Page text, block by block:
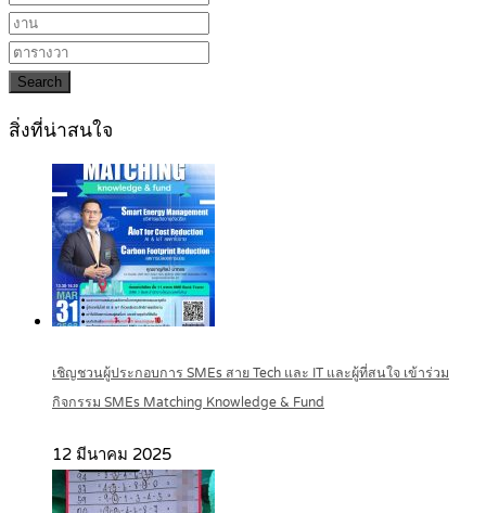
Search
สิ่งที่น่าสนใจ
เชิญชวนผู้ประกอบการ SMEs สาย Tech และ IT และผู้ที่สนใจ เข้าร่วม
กิจกรรม SMEs Matching Knowledge & Fund
12 มีนาคม 2025